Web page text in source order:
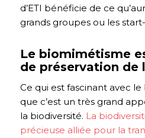
d’ETI bénéficie de ce
grands groupes ou les
Le biomimétisme
de préservation de
Ce qui est fascinant avec
que c’est un très grand
la biodiversité. La
précieuse alliée pour la